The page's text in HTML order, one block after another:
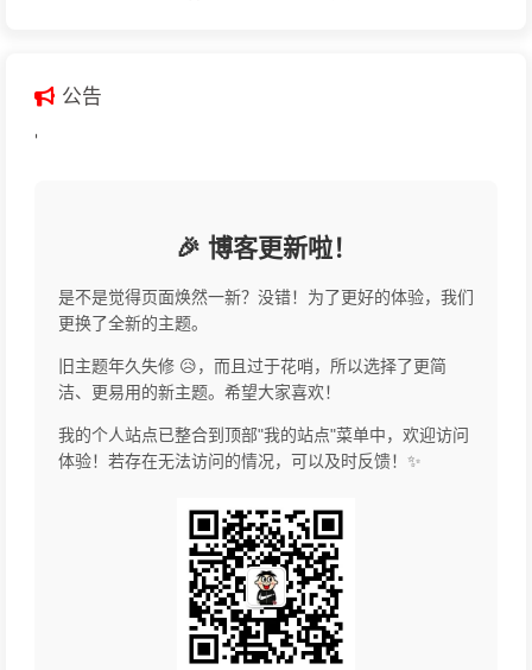
公告
'
🎉 博客更新啦！
是不是觉得页面焕然一新？没错！为了更好的体验，我们
更换了全新的主题。
旧主题年久失修 😥，而且过于花哨，所以选择了更简
洁、更易用的新主题。希望大家喜欢！
我的个人站点已整合到顶部"我的站点"菜单中，欢迎访问
体验！若存在无法访问的情况，可以及时反馈！✨